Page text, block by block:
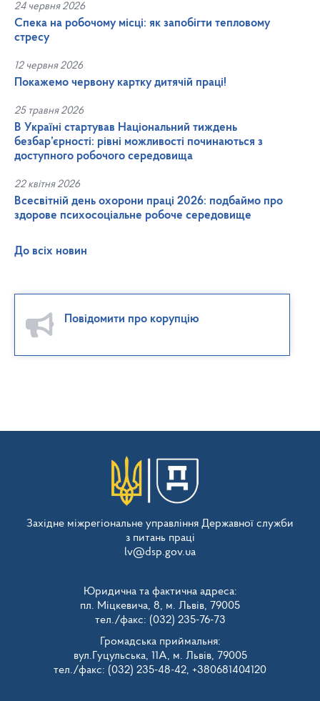
24 червня 2026
Спека на робочому місці: як запобігти тепловому
стресу
12 червня 2026
Покажемо червону картку дитячій праці!
25 травня 2026
В Україні стартував Національний тиждень
безбар’єрності: рівні можливості починаються з
доступного робочого середовища
22 квітня 2026
Всесвітній день охорони праці 2026: подбаймо про
здорове психосоціальне робоче середовище
До всіх новин
Повідомити про корупцію
Західне міжрегіональне управління Державної служби
з питань праці
lv@dsp.gov.ua
Юридична та фактична адреса:
пл. Міцкевича, 8, м. Львів, 79005
тел./факс: (032) 235-76-73
Громадська приймальня:
вул.Гуцульська, 11А, м. Львів, 79005
тел./факс: (032) 235-48-42, +380681404120